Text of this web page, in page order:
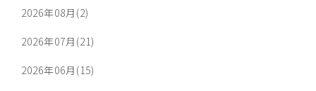
2026年08月(2)
2026年07月(21)
2026年06月(15)